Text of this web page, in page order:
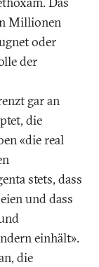
Millionen
oder
der
gar an
die
«die real
stets, dass
und dass
einhält».
die